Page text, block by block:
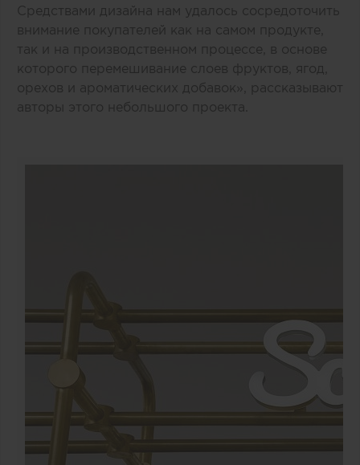
Средствами дизайна нам удалось сосредоточить
внимание покупателей как на самом продукте,
так и на производственном процессе, в основе
которого перемешивание слоев фруктов, ягод,
орехов и ароматических добавок», рассказывают
авторы этого небольшого проекта.